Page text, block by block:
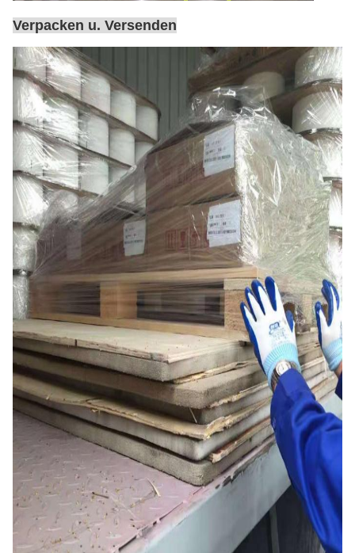
Verpacken u. Versenden